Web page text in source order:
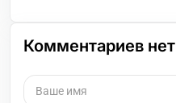
Комментариев нет